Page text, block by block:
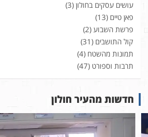
עושים עסקים בחולון (3)
פאן טיים (13)
פרשת השבוע (2)
קול התושבים (31)
תמונות מהשטח (4)
תרבות וספורט (47)
חדשות מהעיר חולון